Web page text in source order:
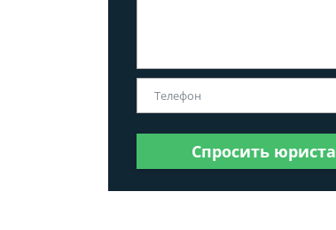
Спросить юриста